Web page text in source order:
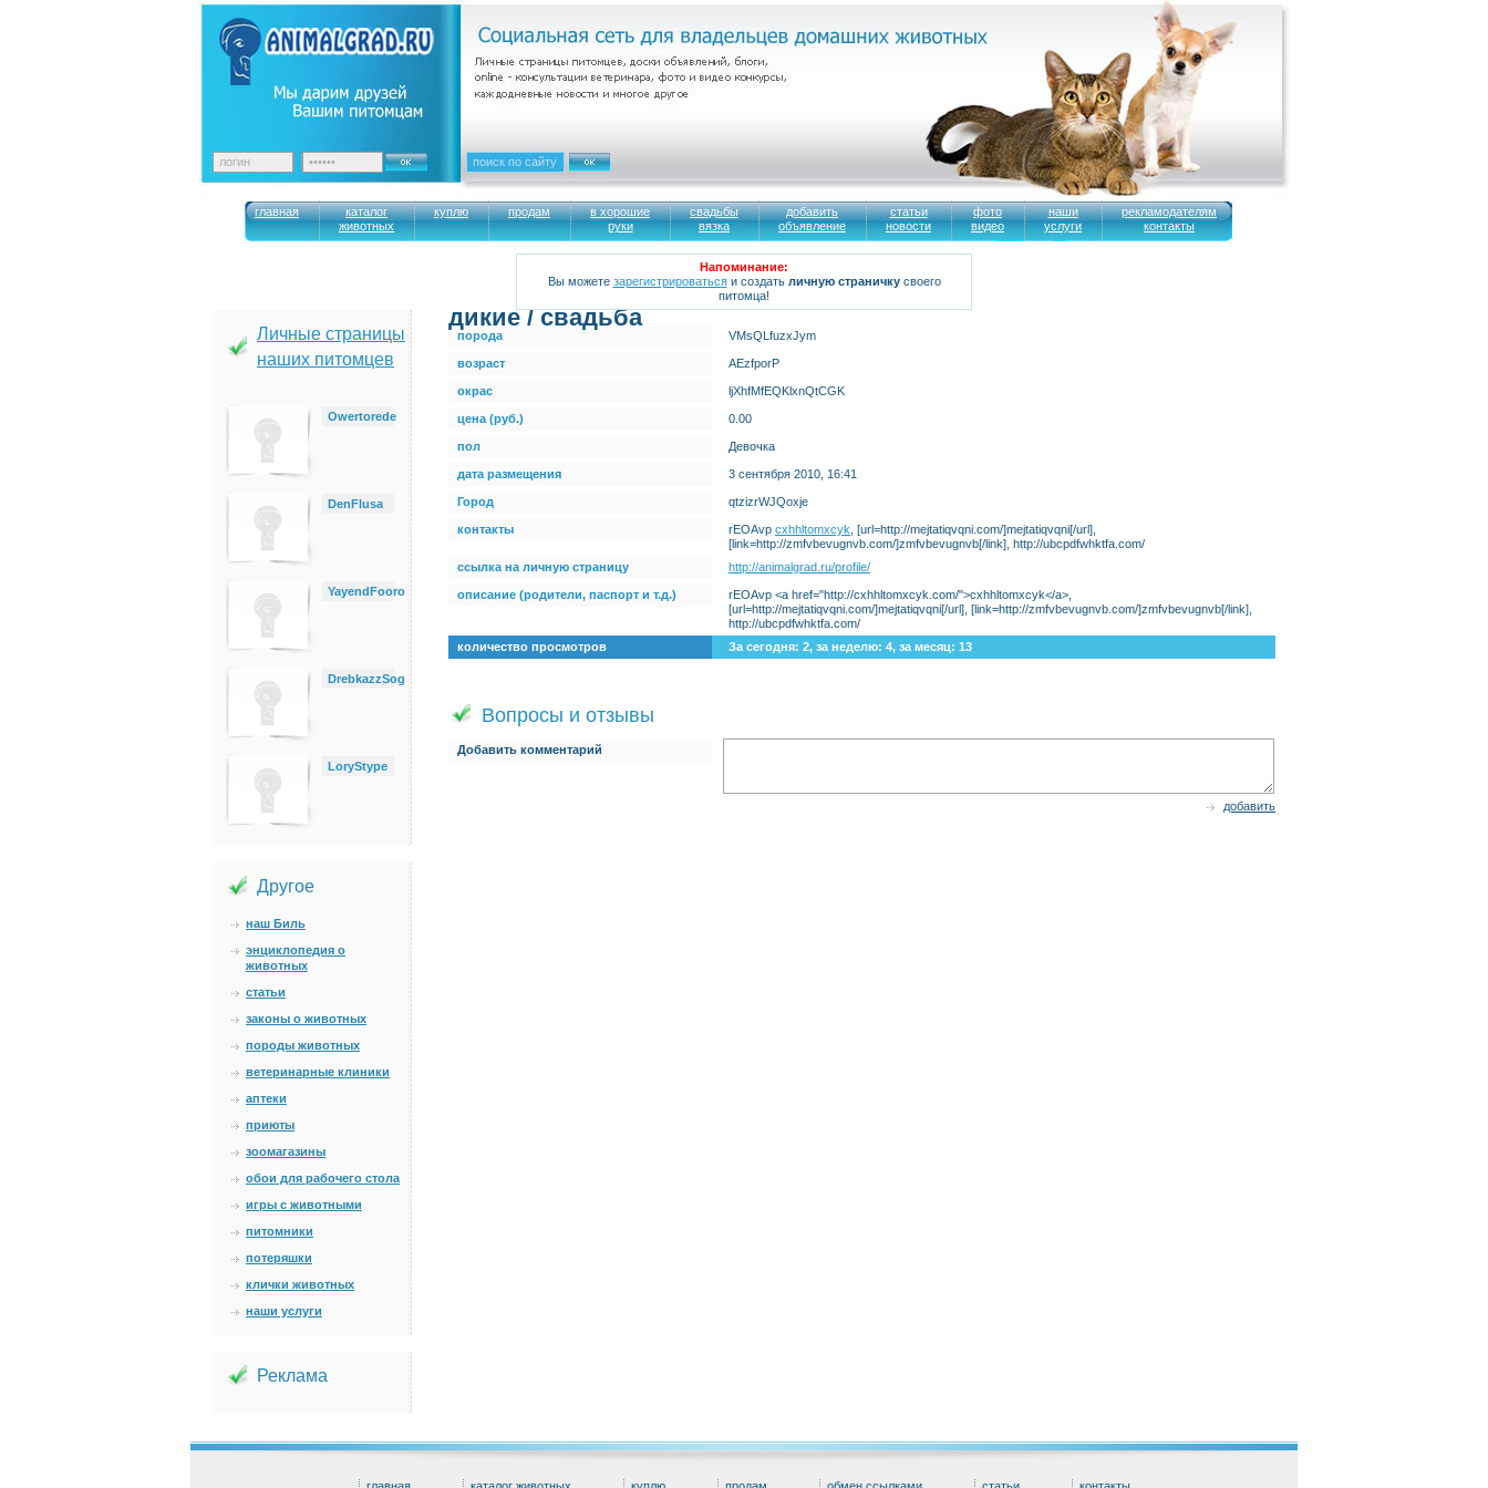
главная
каталог
животных
куплю продам
в хорошие
руки
свадьбы
вязка
добавить
объявление
статьи
новости
фото
видео
наши
услуги
рекламодателям
контакты
Напоминание:
Вы можете зарегистрироватьсяи создать личную страничкусвоего
питомца!
Личные страницы
наших питомцев
Owertorede
DenFlusa
YayendFooro
DrebkazzSog
LoryStype
Другое
наш Биль
энциклопедия о
животных
статьи
законы о животных
породы животных
ветеринарные клиники
аптеки
приюты
зоомагазины
обои для рабочего стола
игры с животными
питомники
потеряшки
клички животных
наши услуги
Реклама
дикие / свадьба
порода VMsQLfuzxJym
возраст AEzfporP
окрас ljXhfMfEQKlxnQtCGK
цена (руб.) 0.00
пол Девочка
дата размещения 3 сентября 2010, 16:41
Город qtzizrWJQoxje
контакты rEOAvp cxhhltomxcyk , [url=http://mejtatiqvqni.com/]mejtatiqvqni[/url],
[link=http://zmfvbevugnvb.com/]zmfvbevugnvb[/link], http://ubcpdfwhktfa.com/
ссылка на личную страницу
http://animalgrad.ru/profile/
описание (родители, паспорт и т.д.)
rEOAvp <a href="http://cxhhltomxcyk.com/">cxhhltomxcyk</a>,
[url=http://mejtatiqvqni.com/]mejtatiqvqni[/url], [link=http://zmfvbevugnvb.com/]zmfvbevugnvb[/link],
http://ubcpdfwhktfa.com/
количество просмотров
За сегодня: 2, за неделю: 4, за месяц: 13
Вопросы и отзывы
Добавить комментарий
добавить